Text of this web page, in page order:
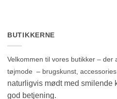
BUTIKKERNE
Velkommen til vores butikker – der
tøjmode – brugskunst, accessories
naturligvis mødt med smilende
god betjening.